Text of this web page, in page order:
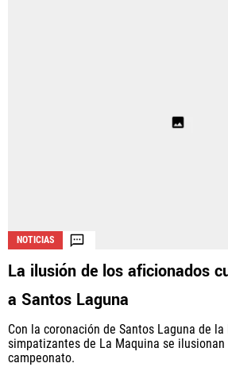
NOTICIAS
La ilusión de los aficionados
a Santos Laguna
Con la coronación de Santos Laguna de
simpatizantes de La Maquina se
campeonato.